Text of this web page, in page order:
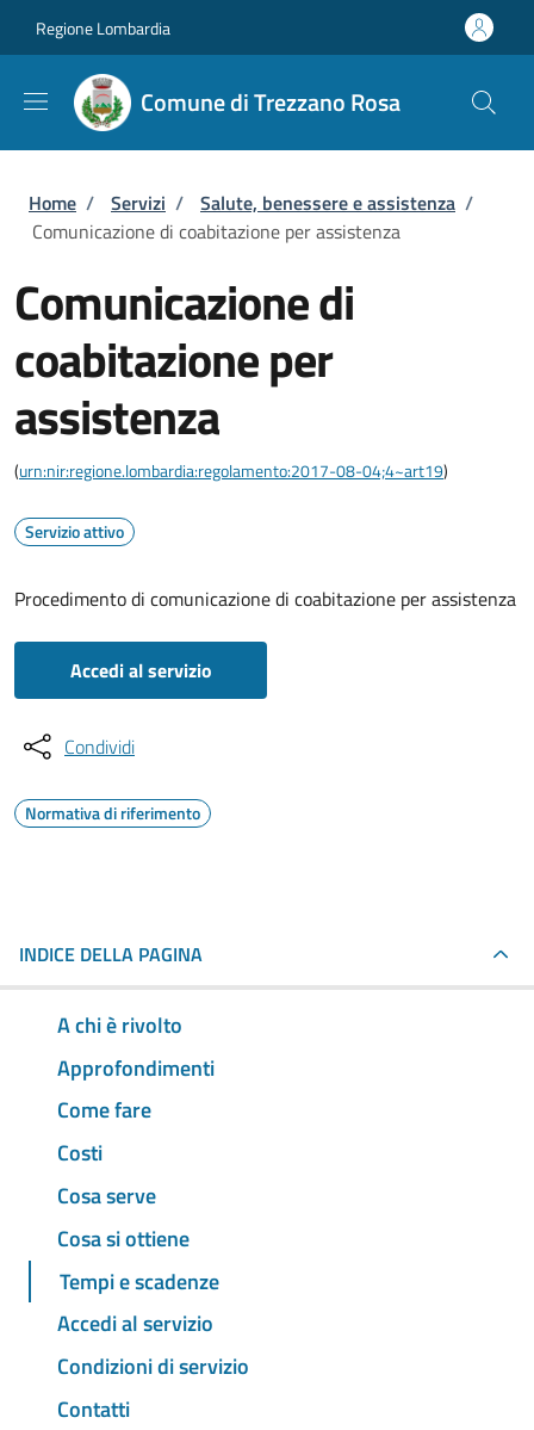
Regione Lombardia
Comune di Trezzano Rosa
Briciole di pane
Home / Servizi / Salute, benessere e assistenza /
Comunicazione di coabitazione per assistenza
Comunicazione di
coabitazione per
assistenza
(urn:nir:regione.lombardia:regolamento:2017-08-04;4~art19)
Servizio attivo
Procedimento di comunicazione di coabitazione per assistenza
Accedi al servizio
Condividi
Normativa di riferimento
INDICE DELLA PAGINA
A chi è rivolto
Approfondimenti
Come fare
Costi
Cosa serve
Cosa si ottiene
Tempi e scadenze
Accedi al servizio
Condizioni di servizio
Contatti